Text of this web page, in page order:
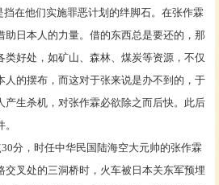
在他们实施罪恶计划的绊脚石。在张作霖
助日本人的力量。借的东西总是要还的，那
类好处，如矿山、森林、煤炭等资源，不仅
人的摆布，而这对于张来说是办不到的，于
产生杀机，对张作霖必欲除之而后快。此后
分，时任中华民国陆海空大元帅的张作霖
交叉处的三洞桥时，火车被日本关东军预埋